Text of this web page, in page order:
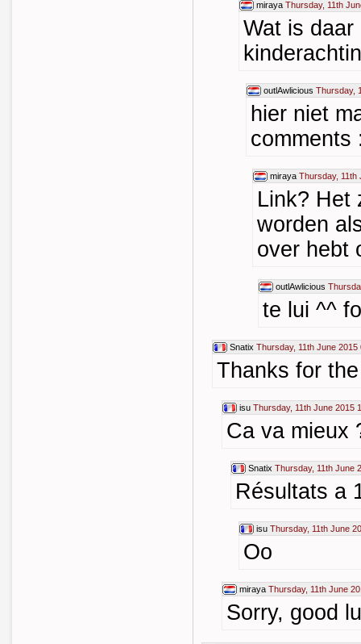
miraya Thursday, 11th
Wat is daar
outlAwlicious Thursday,
hier niet
comments
miraya Thursday, 11th
Link? Het
worden
over hebt
outlAwlicious
te lui ^^
Snatix Thursday, 11th June 2015
Thanks for
isu Thursday, 11th June 2015
Ca va mieux
Snatix Thursday, 11th June
Résultats a
isu Thursday, 11th June
Oo
miraya Thursday, 11th June
Sorry, good